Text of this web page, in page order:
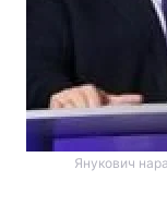
Янукович